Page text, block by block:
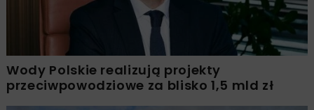
Wody Polskie realizują projekty
przeciwpowodziowe za blisko 1,5 mld zł